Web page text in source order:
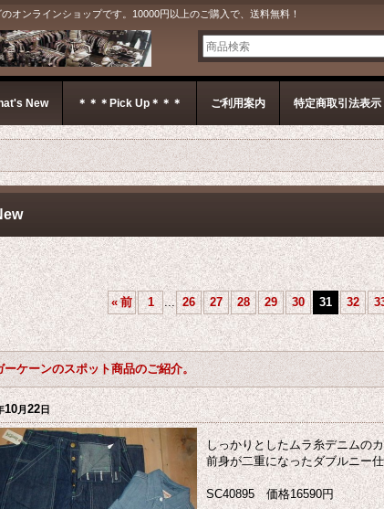
ンラインショップです。10000円以上のご購入で、送料無料！
New ＊＊＊Pick Up＊＊＊ ご利用案内 特定商取引法表示
« 前 1 ... 26 27 28 29 30 31 32
ーケーンのスポット商品のご紹介。
10月22日
しっかりとしたムラ糸デニムの
前身が二重になったダブルニー
SC40895 価格16590円